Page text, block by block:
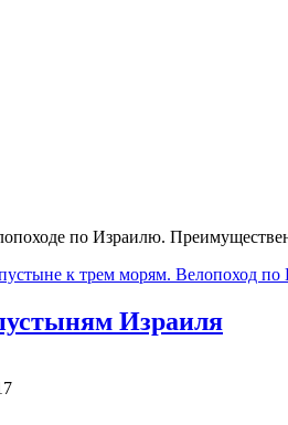
по Израилю.
к трем морям. Велопоход по
Израиля